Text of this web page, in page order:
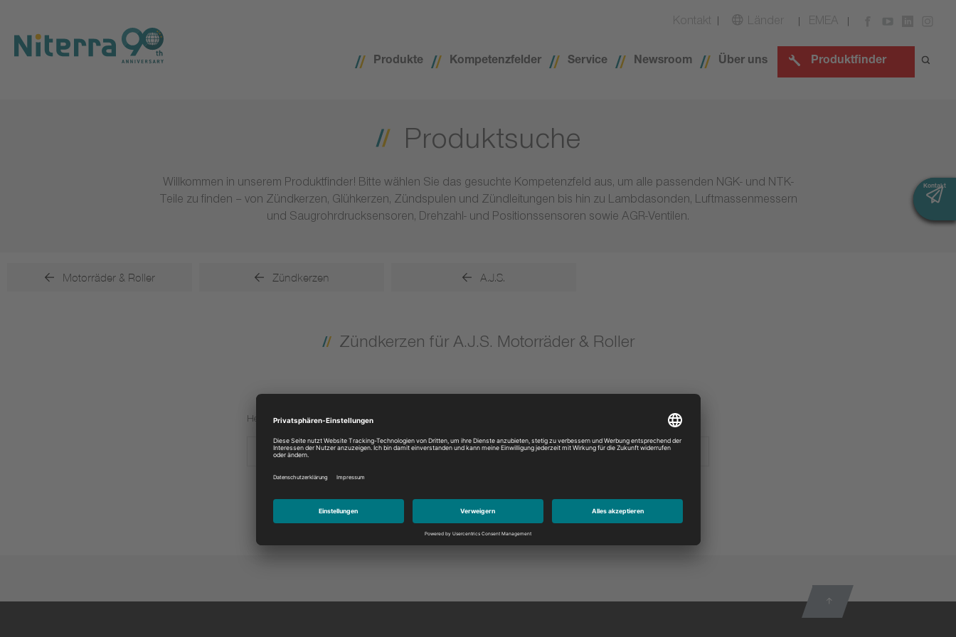
main
navigation
main
content
footer
Kontakt Länder EMEA
Produkte Kompetenzfelder Service Newsroom Über uns Produktfinder
Produktsuche
Willkommen in unserem Produktfinder! Bitte wählen Sie das gesuchte Kompetenzfeld aus, um alle passenden NGK- und NTK-
Teile zu finden – von Zündkerzen, Glühkerzen, Zündspulen und Zündleitungen bis hin zu Lambdasonden, Luftmassenmessern
und Saugrohrdrucksensoren, Drehzahl- und Positionssensoren sowie AGR-Ventilen.
Motorräder & Roller Zündkerzen A.J.S.
Zündkerzen für A.J.S. Motorräder & Roller
Hersteller:
A.J.S. Bitte auswählen
Kontakt
Kontakt